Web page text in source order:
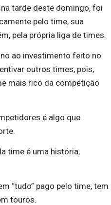
tarde deste domingo, foi
pelo time, sua
pela própria liga de times.
ao investimento feito no
outros times, pois,
mais rico da competição
é algo que
time é uma história,
“tudo” pago pelo time, tem
touros.